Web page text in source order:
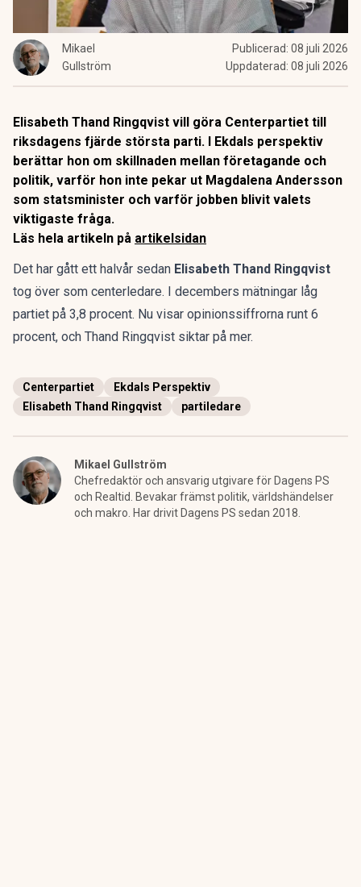
Mikael
Gullström
Publicerad: 08 juli 2026
Uppdaterad: 08 juli 2026
Elisabeth Thand Ringqvist vill göra Centerpartiet till
riksdagens fjärde största parti. I Ekdals perspektiv
berättar hon om skillnaden mellan företagande och
politik, varför hon inte pekar ut Magdalena Andersson
som statsminister och varför jobben blivit valets
viktigaste fråga.
Läs hela artikeln på artikelsidan
Det har gått ett halvår sedan Elisabeth Thand Ringqvist
tog över som centerledare. I decembers mätningar låg
partiet på 3,8 procent. Nu visar opinionssiffrorna runt 6
procent, och Thand Ringqvist siktar på mer.
Centerpartiet
Ekdals Perspektiv
Elisabeth Thand Ringqvist
partiledare
Mikael Gullström
Chefredaktör och ansvarig utgivare för Dagens PS
och Realtid. Bevakar främst politik, världshändelser
och makro. Har drivit Dagens PS sedan 2018.